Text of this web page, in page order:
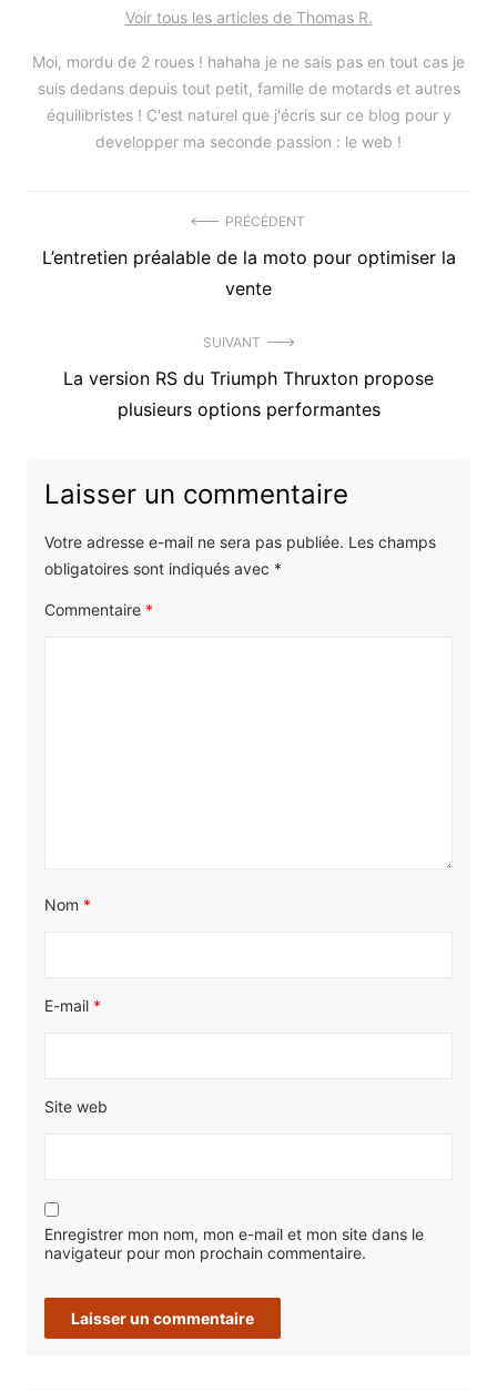
Voir tous les articles de Thomas R.
Moi, mordu de 2 roues ! hahaha je ne sais pas en tout cas je
suis dedans depuis tout petit, famille de motards et autres
équilibristes ! C'est naturel que j'écris sur ce blog pour y
developper ma seconde passion : le web !
de
PRÉCÉDENT
Précédent
L’entretien préalable de la moto pour optimiser la
vente
SUIVANT
Article
La version RS du Triumph Thruxton propose
plusieurs options performantes
Laisser un commentaire
Votre adresse e-mail ne sera pas publiée. Les champs
obligatoires sont indiqués avec *
Commentaire *
Nom *
E-mail *
Site web
Enregistrer mon nom, mon e-mail et mon site dans le
navigateur pour mon prochain commentaire.